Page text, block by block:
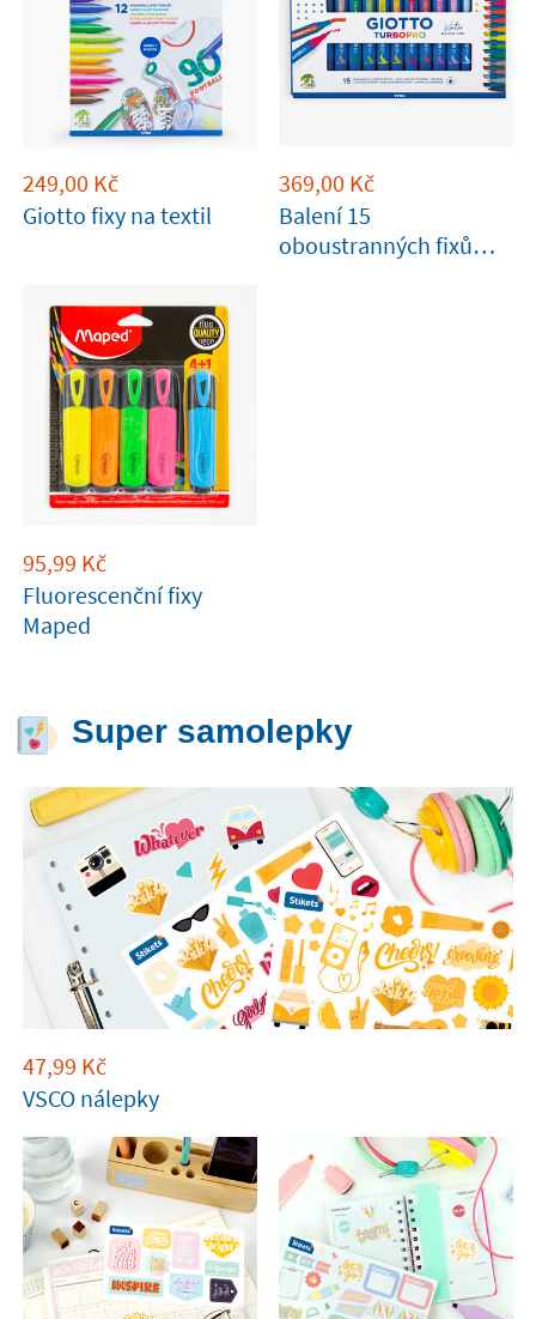
249,00 Kč
Giotto fixy na textil
369,00 Kč
Balení 15
oboustranných fixů
95,99 Kč
Fluorescenční fixy
Maped
Super samolepky
47,99 Kč
VSCO nálepky